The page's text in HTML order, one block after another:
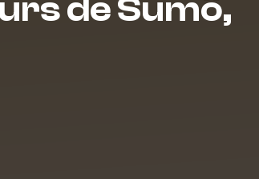
de Sumô,